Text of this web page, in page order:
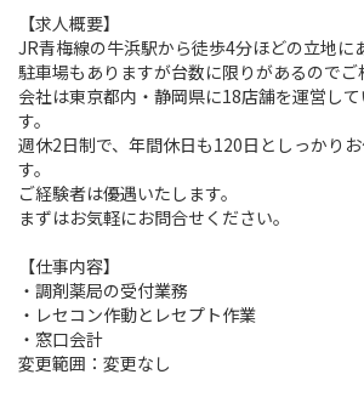
【求人概要】
JR青梅線の牛浜駅から徒歩4分ほどの立地に
駐車場もありますが台数に限りがあるのでご
会社は東京都内・静岡県に18店舗を運営し
す。
週休2日制で、年間休日も120日としっかり
す。
ご経験者は優遇いたします。
まずはお気軽にお問合せください。
【仕事内容】
・調剤薬局の受付業務
・レセコン作動とレセプト作業
・窓口会計
変更範囲：変更なし